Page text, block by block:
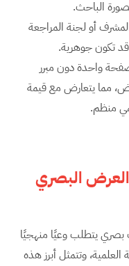
الباحث.
أو لجنة المراجعة
تكون جوهرية.
واحدة دون مبرر
مما يتعارض مع قيمة
منظم.
البصري
بصري يتطلب وعيًا منهجيًا
وتتمثل أبرز هذه